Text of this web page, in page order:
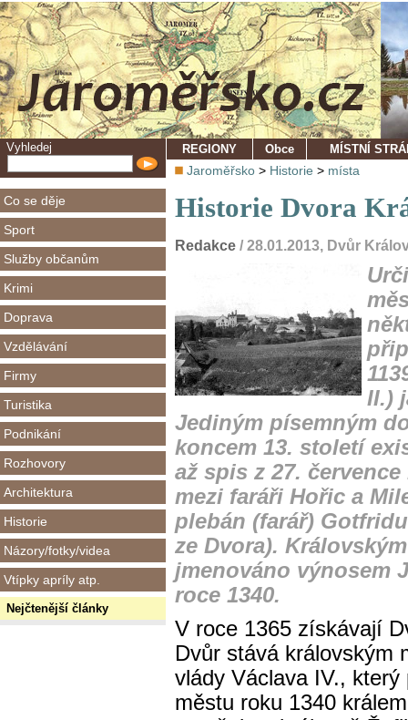
Vyhledej
Co se děje
Sport
Služby občanům
Krimi
Doprava
Vzdělávání
Firmy
Turistika
Podnikání
Rozhovory
Architektura
Historie
Názory/fotky/videa
Vtípky apríly atp.
Nejčtenější články
REGIONY Obce MÍSTNÍ
Jaroměřsko > Historie > místa
Historie Dvora
Redakce / 28.01.2013, Dvůr
II.)
Jediným písemným
koncem 13. století
až spis z 27.
mezi faráři Hořic a
plebán (farář)
ze Dvora).
jmenováno výnosem
roce 1340.
V roce 1365 získávají
Dvůr stává královským
vlády Václava IV.,
městu roku 1340